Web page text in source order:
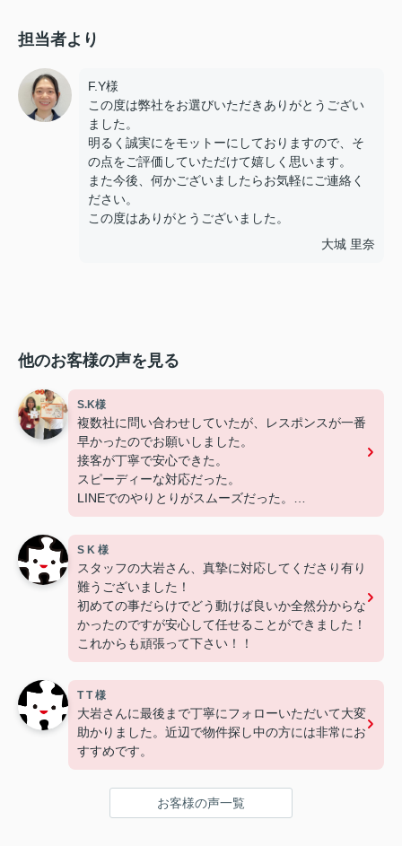
担当者より
F.Y様
この度は弊社をお選びいただきありがとうござい
ました。
明るく誠実にをモットーにしておりますので、そ
の点をご評価していただけて嬉しく思います。
また今後、何かございましたらお気軽にご連絡く
ださい。
この度はありがとうございました。
大城 里奈
他のお客様の声を見る
S.K様
複数社に問い合わせしていたが、レスポンスが一番
早かったのでお願いしました。
接客が丁寧で安心できた。
スピーディーな対応だった。
LINEでのやりとりがスムーズだった。
分からないことも聞きやすかった。
S K 様
スタッフの大岩さん、真摯に対応してくださり有り
難うございました！
初めての事だらけでどう動けば良いか全然分からな
かったのですが安心して任せることができました！
これからも頑張って下さい！！
T T 様
大岩さんに最後まで丁寧にフォローいただいて大変
助かりました。近辺で物件探し中の方には非常にお
すすめです。
お客様の声一覧